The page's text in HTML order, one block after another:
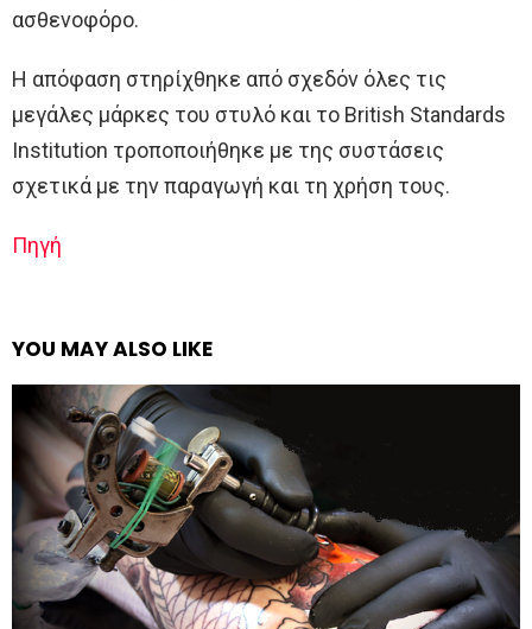
ασθενοφόρο.
Η απόφαση στηρίχθηκε από σχεδόν όλες τις
μεγάλες μάρκες του στυλό και το British Standards
Institution τροποποιήθηκε με της συστάσεις
σχετικά με την παραγωγή και τη χρήση τους.
Πηγή
YOU MAY ALSO LIKE